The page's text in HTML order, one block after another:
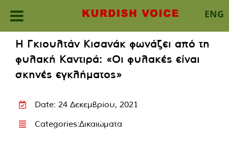
ENG
content
Η Γκιουλτάν Κισανάκ φωνάζει από τη
φυλακή Καντιρά: «Οι φυλακές είναι
σκηνές εγκλήματος»
Date: 24 Δεκεμβρίου, 2021
Categories:Δικαιώματα